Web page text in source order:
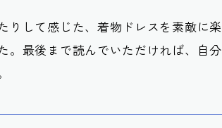
りして感じた、着物ドレスを素敵に
。最後まで読んでいただければ、自